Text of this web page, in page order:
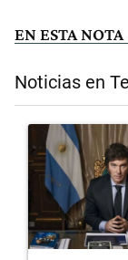
EN ESTA NOTA
Noticias en
Un artículo de